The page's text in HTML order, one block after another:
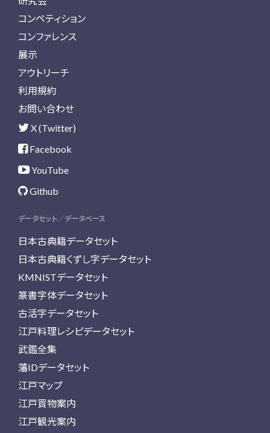
コンペティション
コンファレンス
展示
アウトリーチ
利用規約
お問い合わせ
X (Twitter)
Facebook
YouTube
Github
データセット／データベース
日本古典籍データセット
日本古典籍くずし字データセット
KMNISTデータセット
篆書字体データセット
古活字データセット
江戸料理レシピデータセット
武鑑全集
藩IDデータセット
江戸マップ
江戸買物案内
江戸観光案内